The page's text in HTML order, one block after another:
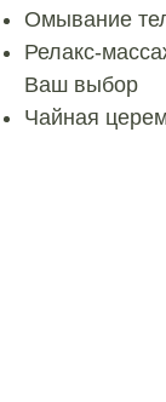
Омывание
Релакс-
Ваш выбор
Чайная